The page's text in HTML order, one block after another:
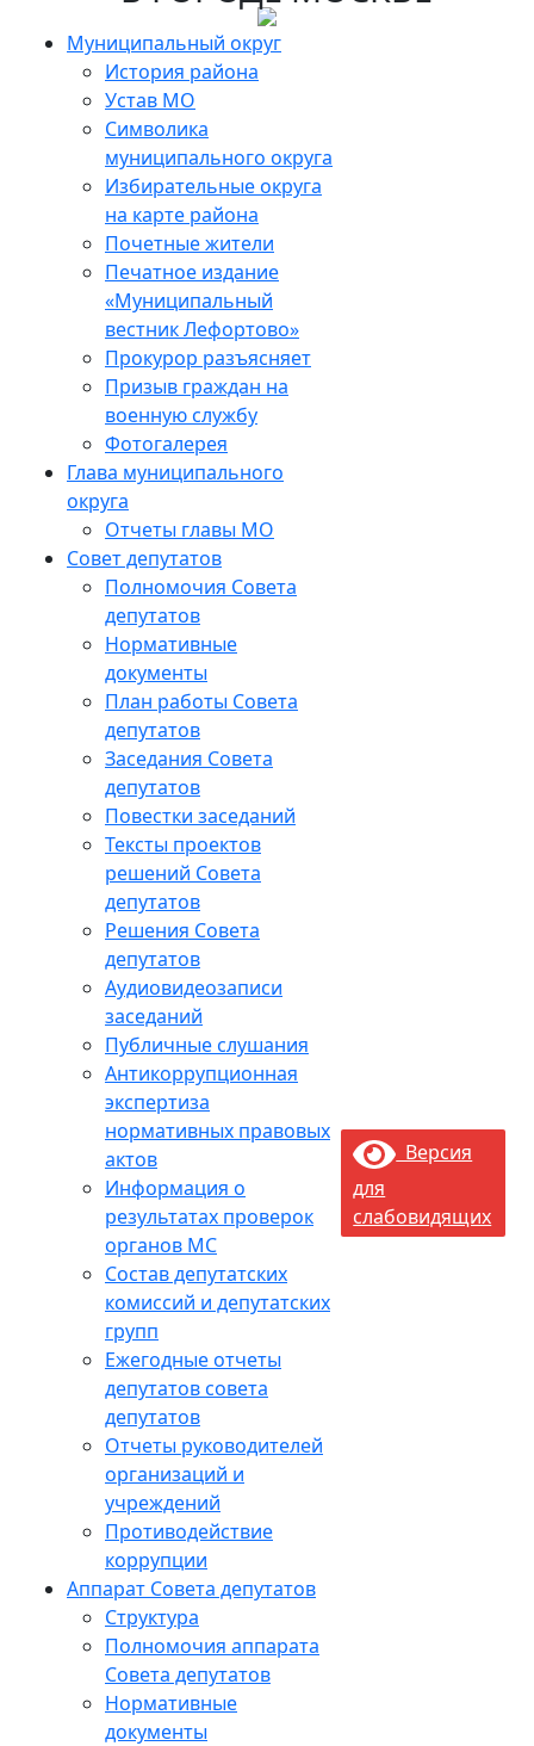
Муниципальный округ
История района
Устав МО
Символика
муниципального округа
Избирательные округа
на карте района
Почетные жители
Печатное издание
«Муниципальный
вестник Лефортово»
Прокурор разъясняет
Призыв граждан на
военную службу
Фотогалерея
Глава муниципального
округа
Отчеты главы МО
Совет депутатов
Полномочия Совета
депутатов
Нормативные
документы
План работы Совета
депутатов
Заседания Cовета
депутатов
Повестки заседаний
Тексты проектов
решений Совета
депутатов
Решения Совета
депутатов
Аудиовидеозаписи
заседаний
Публичные слушания
Антикоррупционная
экспертиза
нормативных правовых
актов
Информация о
результатах проверок
органов МС
Состав депутатских
комиссий и депутатских
групп
Ежегодные отчеты
депутатов совета
депутатов
Отчеты руководителей
организаций и
учреждений
Противодействие
коррупции
Аппарат Совета депутатов
Структура
Полномочия аппарата
Совета депутатов
Нормативные
документы
Версия
для
слабовидящих